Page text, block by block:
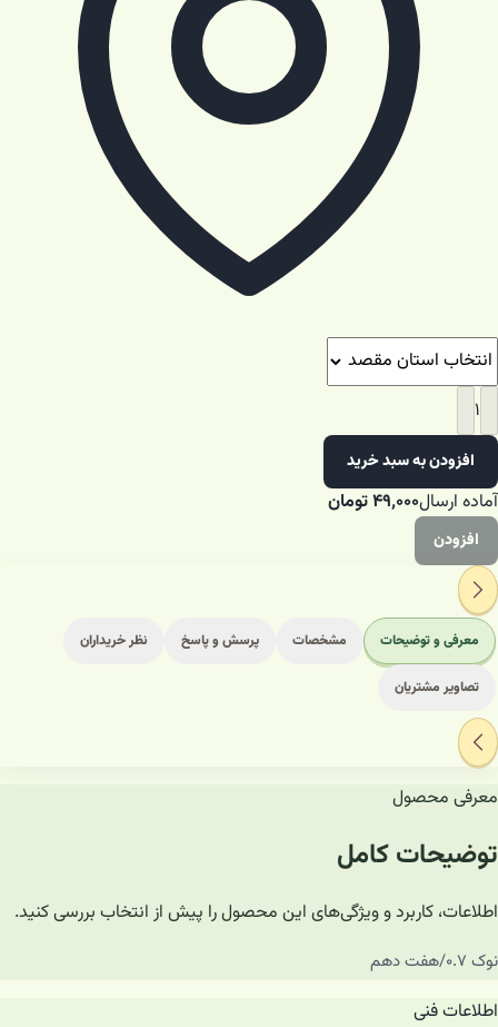
۱
افزودن به سبد خرید
آماده ارسال۴۹٬۰۰۰تومان
افزودن
معرفی و توضیحات مشخصات پرسش و پاسخ نظر خریداران
تصاویر مشتریان
معرفی محصول
توضیحات کامل
اطلاعات، کاربرد و ویژگی‌های این محصول را پیش از انتخاب بررسی کنید.
نوک ۰.۷/هفت دهم
اطلاعات فنی